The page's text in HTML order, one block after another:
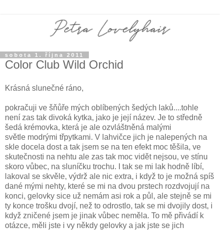
sobota 1. října 2011
Color Club Wild Orchid
Krásná slunečné ráno,
pokračuji ve šňůře mých oblíbených šedých laků....tohle
není zas tak divoká kytka, jako je její název. Je to středně
šedá krémovka, která je ale ozvláštněná malými
světle modrými třpytkami. V lahvičce jich je nalepených na
skle docela dost a tak jsem se na ten efekt moc těšila, ve
skutečnosti na nehtu ale zas tak moc vidět nejsou, ve stínu
skoro vůbec, na sluníčku trochu. I tak se mi lak hodně líbí,
lakoval se skvěle, výdrž ale nic extra, i když to je možná spíš
dané mými nehty, které se mi na dvou prstech rozdvojují na
konci, gelovky sice už nemám asi rok a půl, ale stejně se mi
ty konce trošku dvojí, než to odrostlo, tak se mi dvojily dost, i
když zničené jsem je jinak vůbec neměla. To mě přivádí k
otázce, měli jste i vy někdy gelovky a jak jste se jich